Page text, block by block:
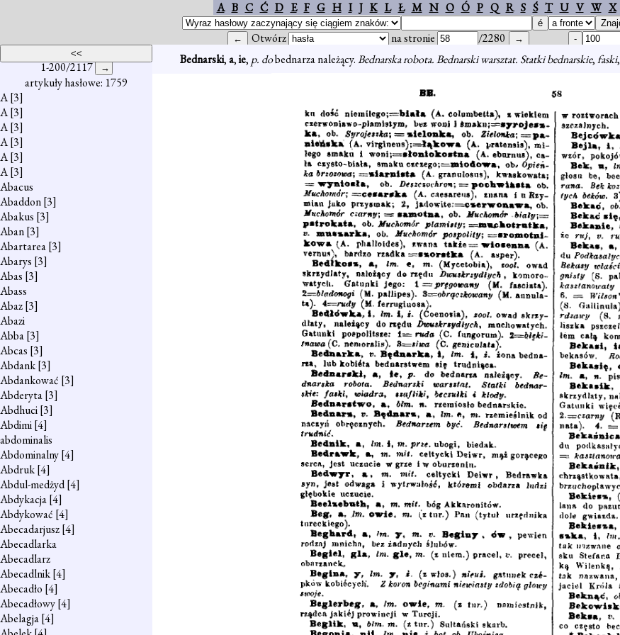
A B C Ć D E F G H I J K L Ł M N O Ó P Q R S Ś T U V W X
Otwórz na stronie /2280
1-200/2117
artykuły hasłowe: 1759
A[3]
A[3]
A[3]
A[3]
A[3]
A[3]
Abacus
Abaddon[3]
Abakus [3]
Aban[3]
Abartarea[3]
Abarys [3]
Abas [3]
Abass
Abaz[3]
Abazi
Abba[3]
Abcas [3]
Abdank[3]
Abdankować [3]
Abderyta[3]
Abdhuci[3]
Abdimi[4]
abdominalis
Abdominalny[4]
Abdruk[4]
Abdul-medżyd[4]
Abdykacja[4]
Abdykować [4]
Abecadarjusz[4]
Abecadlarka
Abecadlarz
Abecadlnik[4]
Abecadło [4]
Abecadłowy[4]
Abelagja[4]
Bednarski,a,ie, p. dobednarza należący.Bednarska robota. Bednarski warsztat. Statki bednarskie,faski,